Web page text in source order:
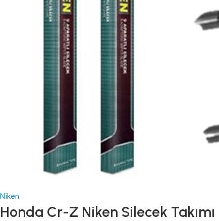
Niken
Honda Cr-Z Niken Silecek Takımı